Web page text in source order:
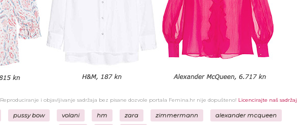
Reproduciranje i objavljivanje sadržaja bez pisane dozvole portala Femina.hr nije dopušteno! Licencirajte naš sadržaj.
pussy bow volani hm zara zimmermann alexander mcqueen